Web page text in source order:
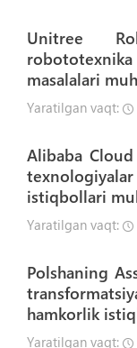
Unitree
masalalari
Yaratilgan vaqt:
Alibaba
istiqbollari
Yaratilgan vaqt:
Polshaning
hamkorlik
Yaratilgan vaqt: